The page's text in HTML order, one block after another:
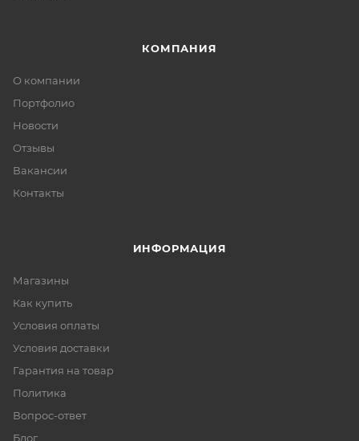
КОМПАНИЯ
О компании
Портфолио
Новости
Отзывы
Вакансии
Контакты
ИНФОРМАЦИЯ
Магазины
Как купить
Условия оплаты
Условия доставки
Гарантия на товар
Политика
Вопрос-ответ
Блог